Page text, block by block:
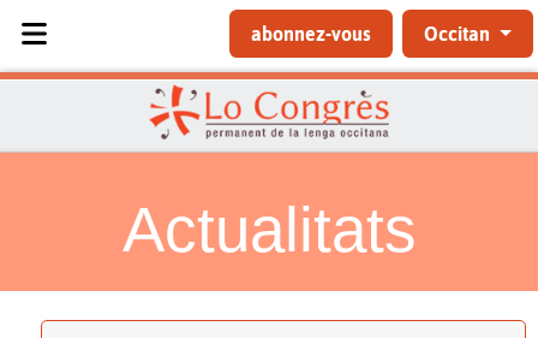
abonnez-vous Occitan
Actualitats